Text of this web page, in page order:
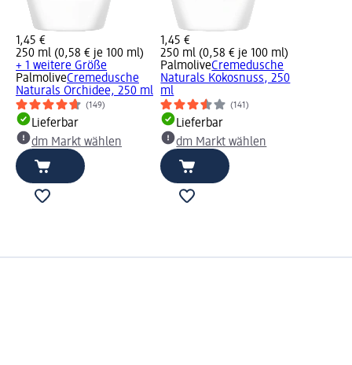
1,45 €
250 ml (0,58 € je 100 ml)
+ 1 weitere Größe
PalmoliveCremedusche
Naturals Orchidee, 250 ml
(149)
Lieferbar
dm Markt wählen
1,45 €
250 ml (0,58 € je 100 ml)
PalmoliveCremedusche
Naturals Kokosnuss, 250
ml
(141)
Lieferbar
dm Markt wählen